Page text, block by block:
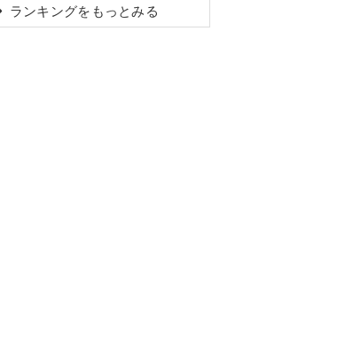
ランキングをもっとみる